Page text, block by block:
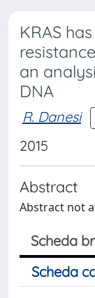
KRAS
an
DNA
R. Danesi
2015
Abstract
Abstract not
Scheda
Scheda